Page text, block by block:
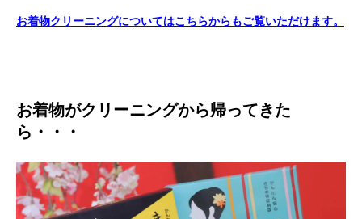
お着物クリーニングについてはこちらからもご覧いただけます。
お着物がクリーニングから帰ってきた
ら・・・